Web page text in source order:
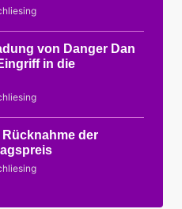
von Danger Dan
in die
der